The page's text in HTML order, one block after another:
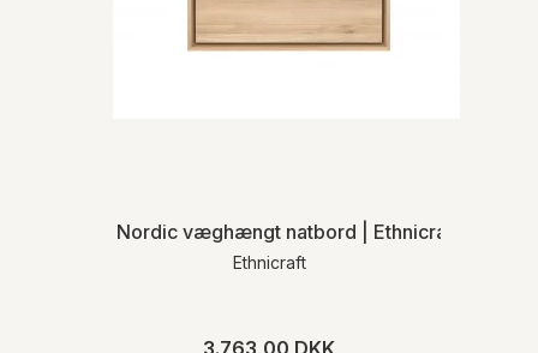
Nordic væghængt natbord | Ethnicraft
Ethnicraft
3.763,00 DKK